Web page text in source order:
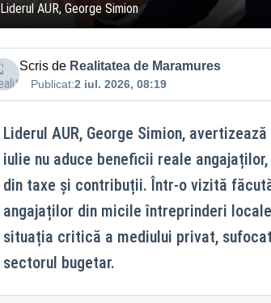
Liderul AUR, George Simion
Scris de Realitatea de Maramures
Publicat:2 iul. 2026, 08:19
Liderul AUR, George Simion,
iulie nu aduce beneficii reale
din taxe și contribuții. Într-o vizită
angajaților din micile întreprinderi
situația critică a mediului privat,
sectorul bugetar.